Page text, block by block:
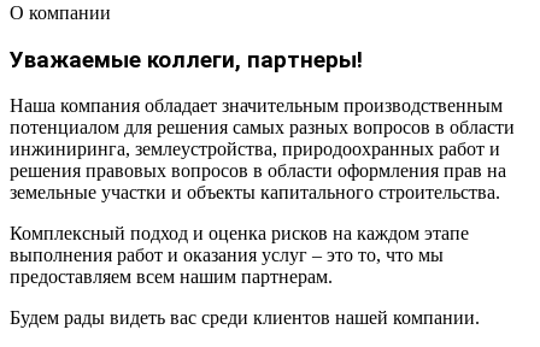
О компании
Уважаемые коллеги, партнеры!
Наша компания обладает значительным производственным
потенциалом для решения самых разных вопросов в области
инжиниринга, землеустройства, природоохранных работ и
решения правовых вопросов в области оформления прав на
земельные участки и объекты капитального строительства.
Комплексный подход и оценка рисков на каждом этапе
выполнения работ и оказания услуг – это то, что мы
предоставляем всем нашим партнерам.
Будем рады видеть вас среди клиентов нашей компании.